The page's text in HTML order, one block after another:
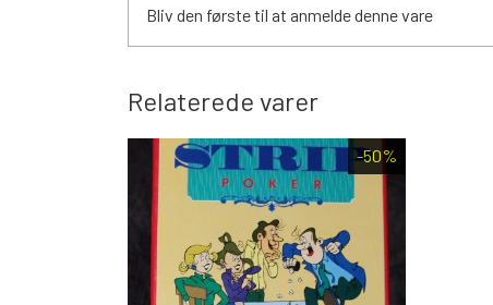
Bliv den første til at anmelde denne vare
Relaterede varer
-50%